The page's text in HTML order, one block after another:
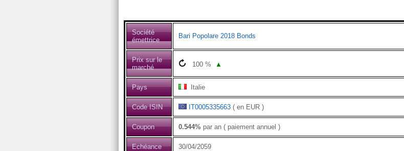
Société
émettrice
Bari Popolare 2018 Bonds
Prix sur le
marché
100% ▲
Pays Italie
Code ISIN IT0005335663( en EUR )
Coupon 0.544%par an ( paiement annuel )
Echéance 30/04/2059